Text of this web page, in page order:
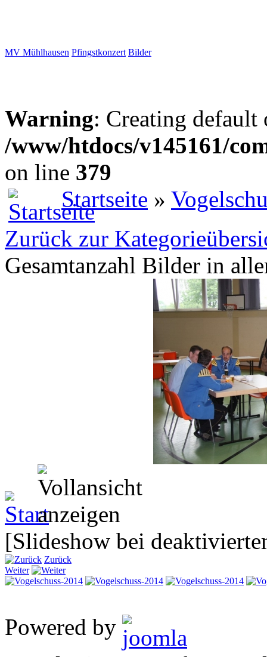
MV Mühlhausen Pfingstkonzert Bilder
Warning: Creating
/www/htdocs/v145161/
on line 379
Startseite »
Zurück zur
Gesamtanzahl Bilder in
[Slideshow bei
Zurück
Weiter
Powered by